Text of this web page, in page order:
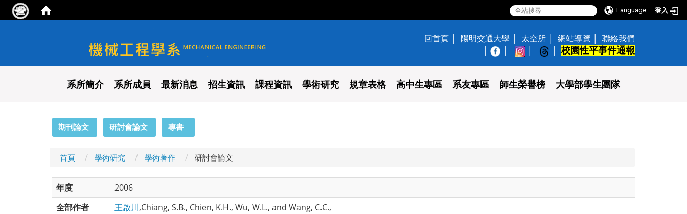
Language 登入
國立陽明交通大學 機械工程學系
回首頁 陽明交通大學 太空所 網站導覽
聯絡我們
校園性平事件通報
系所簡介 系所成員 最新消息 招生資訊 課程資訊 學術研究 規章表格 高中生專區 系友專區 師生榮譽榜 大學部學生團隊
期刊論文 研討會論文 專書
首頁 學術研究 學術著作 研討會論文
年度
2006
全部作者
王啟川,Chiang, S.B., Chien, K.H., Wu, W.L., and Wang, C.C.,